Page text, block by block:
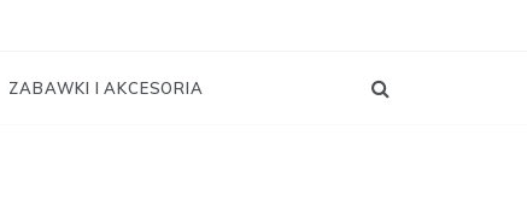
ZABAWKI I AKCESORIA